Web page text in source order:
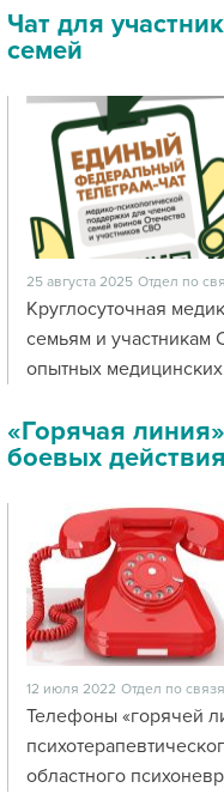
Чат для
семей
25 августа 2025 Отдел по
Круглосуточная
семьям и участникам
опытных
«Горячая
боевых
12 июля 2022 Отдел по
Телефоны «горячей
областного